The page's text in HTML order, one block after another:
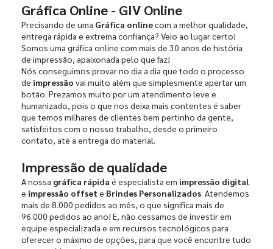
Gráfica Online - GIV Online
Precisando de uma Gráfica onlinecom a melhor qualidade,
entrega rápida e extrema confiança? Veio ao lugar certo!
Somos uma gráfica online com mais de 30 anos de história
de impressão, apaixonada pelo que faz!
Nós conseguimos provar no dia a dia que todo o processo
de impressão vai muito além que simplesmente apertar um
botão. Prezamos muito por um atendimento leve e
humanizado, pois o que nos deixa mais contentes é saber
que temos milhares de clientes bem pertinho da gente,
satisfeitos com o nosso trabalho, desde o primeiro
contato, até a entrega do material.
Impressão de qualidade
A nossa gráfica rápida é especialista em impressão digital
e impressão offset e Brindes Personalizados. Atendemos
mais de 8.000 pedidos ao mês, o que significa mais de
96.000 pedidos ao ano! E, não cessamos de investir em
equipe especializada e em recursos tecnológicos para
oferecer o máximo de opções, para que você encontre tudo